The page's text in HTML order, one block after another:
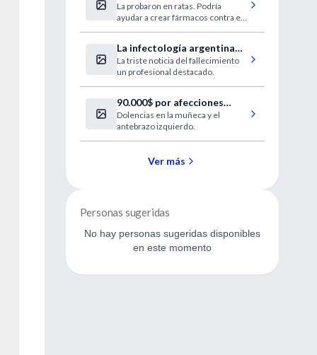
que borra de la mente los
recuerdos dolorosos
La probaron en ratas. Podría
ayudar a crear fármacos contra el
La infectología argentina
de duelo
La triste noticia del fallecimiento
un profesional destacado.
90.000$ por afecciones
ocasionadas por el uso del
mouse
Dolencias en la muñeca y el
antebrazo izquierdo.
Ver más
Personas sugeridas
No hay personas sugeridas disponibles
en este momento